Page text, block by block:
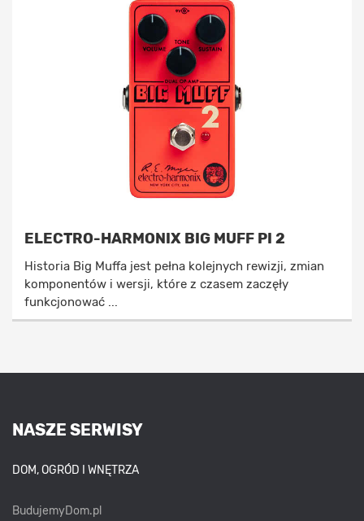
ELECTRO-HARMONIX BIG MUFF PI 2
Historia Big Muffa jest pełna kolejnych rewizji, zmian
komponentów i wersji, które z czasem zaczęły
funkcjonować ...
NASZE SERWISY
DOM, OGRÓD I WNĘTRZA
BudujemyDom.pl